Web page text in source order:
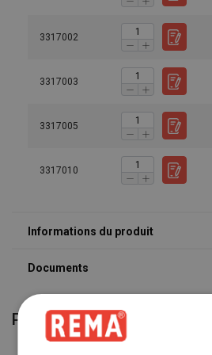
3317002
3317003
3317005
3317010
Marquage:
Coefficient de sécurité:
Manuels utilisateur
Catalogue 2019 FR (169).pdf
Produits associés